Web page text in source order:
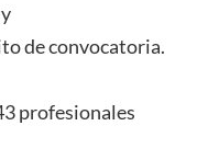
de convocatoria.
profesionales